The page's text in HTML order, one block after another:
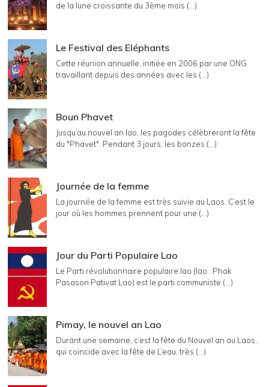
de la lune croissante du 3ème mois (...)
Le Festival des Eléphants
Cette réunion annuelle, initiée en 2006 par une ONG
travaillant depuis des années avec les (...)
Boun Phavet
Jusqu’au nouvel an lao, les pagodes célèbreront la fête
du "Phavet". Pendant 3 jours, les bonzes (...)
Journée de la femme
La journée de la femme est très suivie au Laos. C’est le
jour où les hommes prennent pour une (...)
Jour du Parti Populaire Lao
Le Parti révolutionnaire populaire lao (lao : Phak
Pasason Pativat Lao) est le parti communiste (...)
Pimay, le nouvel an Lao
Durant une semaine, c’est la fête du Nouvel an au Laos,
qui coïncide avec la fête de L’eau, très (...)